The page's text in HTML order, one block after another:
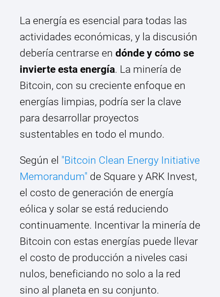
La energía es esencial para todas las
actividades económicas, y la discusión
debería centrarse en dónde y cómo se
invierte esta energía. La minería de
Bitcoin, con su creciente enfoque en
energías limpias, podría ser la clave
para desarrollar proyectos
sustentables en todo el mundo.
Según el "Bitcoin Clean Energy Initiative
Memorandum" de Square y ARK Invest,
el costo de generación de energía
eólica y solar se está reduciendo
continuamente. Incentivar la minería de
Bitcoin con estas energías puede llevar
el costo de producción a niveles casi
nulos, beneficiando no solo a la red
sino al planeta en su conjunto.